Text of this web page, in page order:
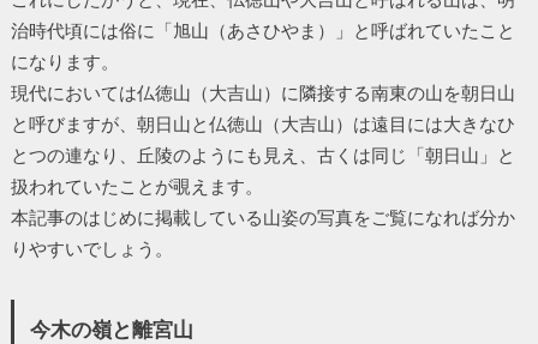
治時代頃には俗に「旭山（あさひやま）」と呼ばれていたこと
になります。
現代においては仏徳山（大吉山）に隣接する南東の山を朝日山
と呼びますが、朝日山と仏徳山（大吉山）は遠目には大きなひ
とつの連なり、丘陵のようにも見え、古くは同じ「朝日山」と
扱われていたことが覗えます。
本記事のはじめに掲載している山姿の写真をご覧になれば分か
りやすいでしょう。
今木の嶺と離宮山